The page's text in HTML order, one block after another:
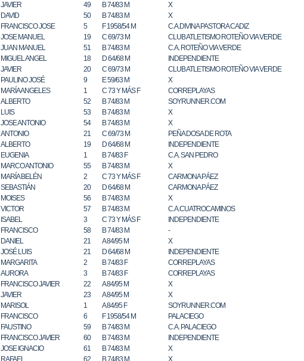
JAVIER 49 B 74/83 M X
DAVID 50 B 74/83 M X
FRANCISCO JOSE 5 F 1958/54 M C.A.DIVINA PASTORA CADIZ
JOSE MANUEL 19 C 69/73 M CLUB ATLETISMO ROTEÑO VIA VERDE
JUAN MANUEL 51 B 74/83 M C.A. ROTEÑO VIA VERDE
MIGUEL ANGEL 18 D 64/68 M INDEPENDIENTE
JAVIER 20 C 69/73 M CLUB ATLETISMO ROTEÑO VIA VERDE
PAULINO JOSÉ 9 E 59/63 M X
MARÍA ANGELES 1 C 73 Y MÁS F CORREPLAYAS
ALBERTO 52 B 74/83 M SOYRUNNER.COM
LUIS 53 B 74/83 M X
JOSE ANTONIO 54 B 74/83 M X
ANTONIO 21 C 69/73 M PEÑA DOSA DE ROTA
ALBERTO 19 D 64/68 M INDEPENDIENTE
EUGENIA 1 B 74/83 F C.A. SAN PEDRO
MARCO ANTONIO 55 B 74/83 M X
MARÍA BELÉN 2 C 73 Y MÁS F CARMONA PÁEZ
SEBASTIÁN 20 D 64/68 M CARMONA PÁEZ
MOISES 56 B 74/83 M X
VICTOR 57 B 74/83 M C.A.CUATROCAMINOS
ISABEL 3 C 73 Y MÁS F INDEPENDIENTE
FRANCISCO 58 B 74/83 M -
DANIEL 21 A 84/95 M X
JOSÉ LUIS 21 D 64/68 M INDEPENDIENTE
MARGARITA 2 B 74/83 F CORREPLAYAS
AURORA 3 B 74/83 F CORREPLAYAS
FRANCISCO JAVIER 22 A 84/95 M X
JAVIER 23 A 84/95 M X
MARISOL 1 A 84/95 F SOYRUNNER.COM
FRANCISCO 6 F 1958/54 M PALACIEGO
FAUSTINO 59 B 74/83 M C.A. PALACIEGO
FRANCISCO JAVIER 60 B 74/83 M INDEPENDIENTE
JOSE IGNACIO 61 B 74/83 M X